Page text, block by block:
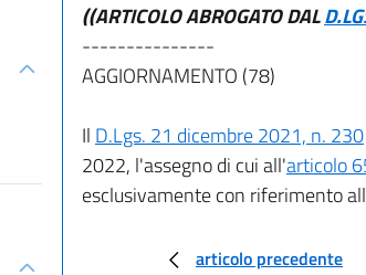
((ARTICOLO ABROGATO DAL
---------------
AGGIORNAMENTO (78)
Il D.Lgs. 21 dicembre 2021, n. 230
2022, l'assegno di cui all'articolo
esclusivamente con riferimento
articolo precedente